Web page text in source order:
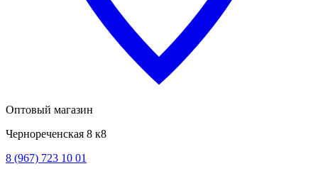
Оптовый магазин
Чернореченская 8 к8
8 (967) 723 10 01